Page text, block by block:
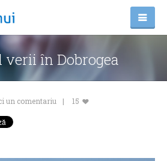
verii în Dobrogea
un comentariu 15